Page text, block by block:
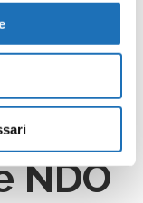
dal
NDO